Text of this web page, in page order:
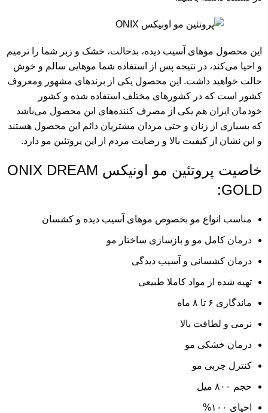
این محصول موهای آسیب دیده، بدحالت، خشک و زبر شما را ترمیم
و احیا می‌کند، در نتیجه پس از استفاده شما موهایی سالم و خوش
حالت خواهید داشت. این محصول یکی از برندهای مشهور ومعروف
کشور است که در کشورهای مختلف استفاده شده و کشور
خودمان ایران هم یکی از مصرف کننده‌های این محصول می‌باشد
که بسیاری از زنان و حتی مردان مشتریان دائم این محصول هستند
و این نشان از کیفیت بالا و رضایت مردم از این پروتئین مو دارد.
خاصیت پروتئین مو اونیکس ONIX DREAM
GOLD:
مناسب انواع مو بخصوص موهای آسیب دیده و کشسان
درمان کامل مو و بازسازی ساختار مو
درمان کشسانی و آسیب دیدگی
تهیه شده از مواد کاملا طبیعی
ماندگاری ۶ تا ۸ ماه
نرمی و لطافت بالا
درمان خشکی مو
کنترل چربی مو
حجم ۸۰۰ میل
احیای ۱۰۰%